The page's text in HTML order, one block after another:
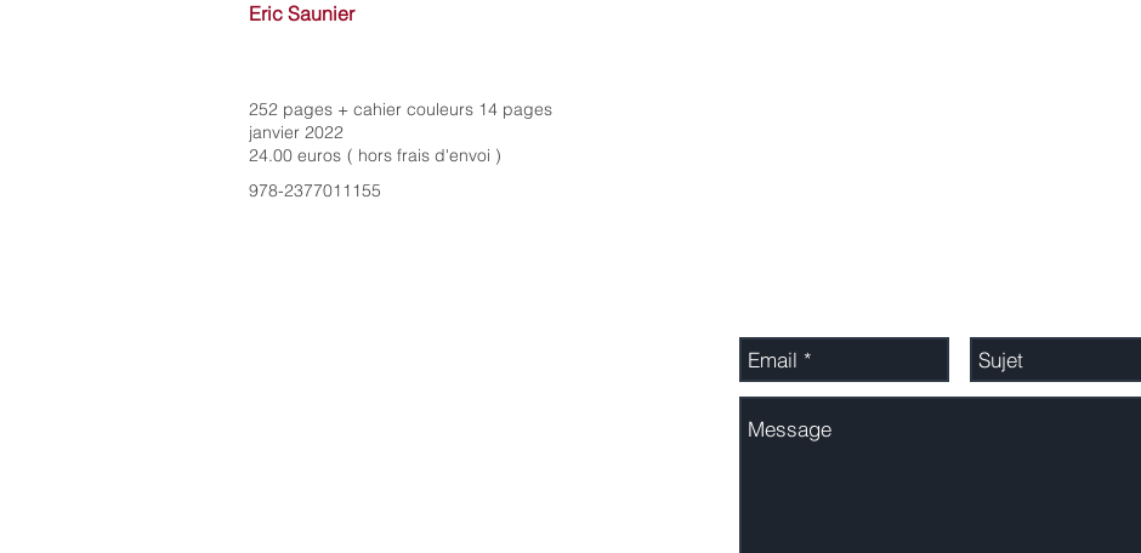
Eric Saunier
252 pages + cahier couleurs 14 pages
janvier 2022
24.00 euros ( hors frais d'envoi )
978-2377011155